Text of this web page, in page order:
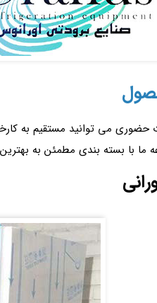
می توانید مستقیم به
ما با بسته بندی مطمئن به